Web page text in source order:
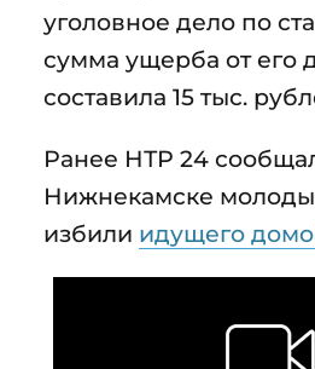
уголовное дело по
сумма ущерба от его
составила 15 тыс.
Ранее НТР 24
Нижнекамске
избили идущего